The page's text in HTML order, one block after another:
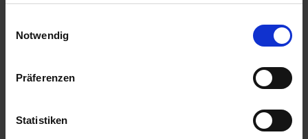
Notwendig
Präferenzen
Statistiken
ab Mittwoch, 12. August 2026
QTY_CONTROL_DECREASE
IN DEN WARENKORB